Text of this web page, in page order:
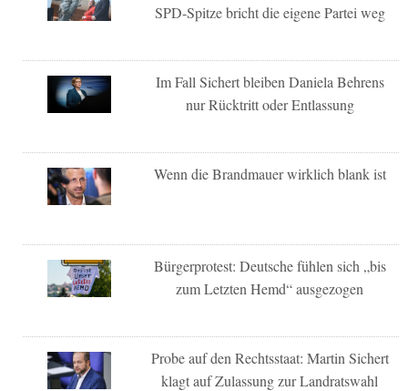
SPD-Spitze bricht die eigene Partei weg
Im Fall Sichert bleiben Daniela Behrens
nur Rücktritt oder Entlassung
Wenn die Brandmauer wirklich blank ist
Bürgerprotest: Deutsche fühlen sich „bis
zum Letzten Hemd“ ausgezogen
Probe auf den Rechtsstaat: Martin Sichert
klagt auf Zulassung zur Landratswahl